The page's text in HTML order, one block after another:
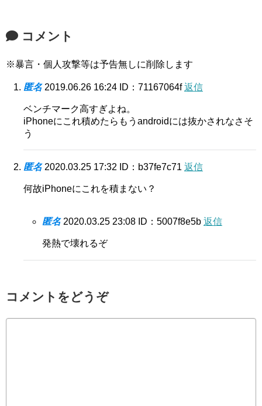
コメント
※暴言・個人攻撃等は予告無しに削除します
匿名 2019.06.26 16:24 ID：71167064f返信
ベンチマーク高すぎよね。
iPhoneにこれ積めたらもうandroidには抜かされなさそ
う
匿名 2020.03.25 17:32 ID：b37fe7c71 返信
何故iPhoneにこれを積まない？
匿名 2020.03.25 23:08 ID：5007f8e5b 返信
発熱で壊れるぞ
コメントをどうぞ